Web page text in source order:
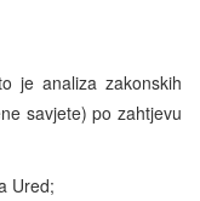
je analiza zakonskih
savjete) po zahtjevu
Ured;